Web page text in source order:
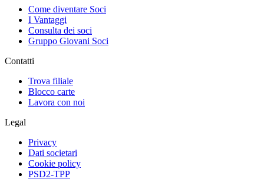
Come diventare Soci
I Vantaggi
Consulta dei soci
Gruppo Giovani Soci
Contatti
Trova filiale
Blocco carte
Lavora con noi
Legal
Privacy
Dati societari
Cookie policy
PSD2-TPP